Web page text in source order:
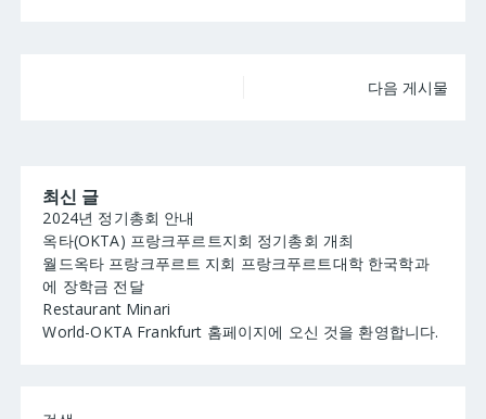
다음 게시물
최신 글
2024년 정기총회 안내
옥타(OKTA) 프랑크푸르트지회 정기총회 개최
월드옥타 프랑크푸르트 지회 프랑크푸르트대학 한국학과
에 장학금 전달
Restaurant Minari
World-OKTA Frankfurt 홈페이지에 오신 것을 환영합니다.